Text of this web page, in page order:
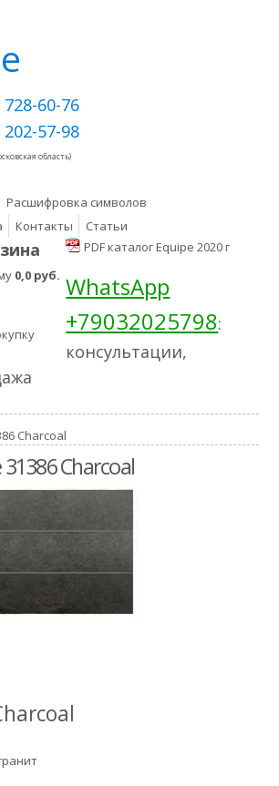
728-60-76
202-57-98
область)
Расшифровка символов
Контакты Статьи
0,0 руб.
PDF каталог Equipe 2020 г
WhatsApp
+79032025798:
консультации,
Charcoal
Charcoal